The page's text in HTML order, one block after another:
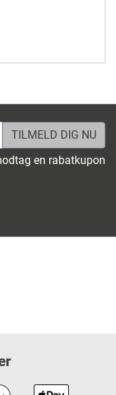
en rabatkupon